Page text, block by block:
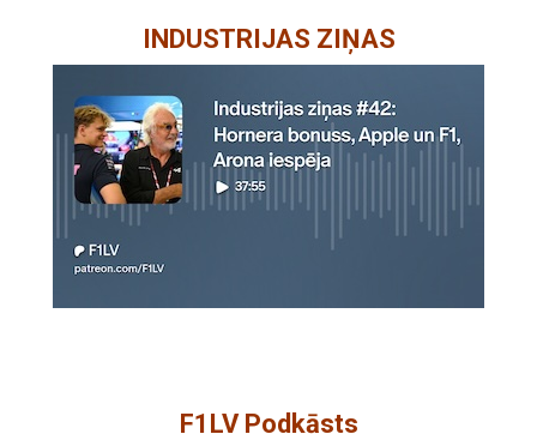
INDUSTRIJAS ZIŅAS
F1LV Podkāsts